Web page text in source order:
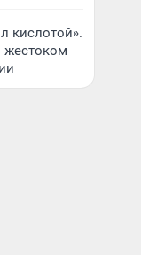
кислотой».
жестоком